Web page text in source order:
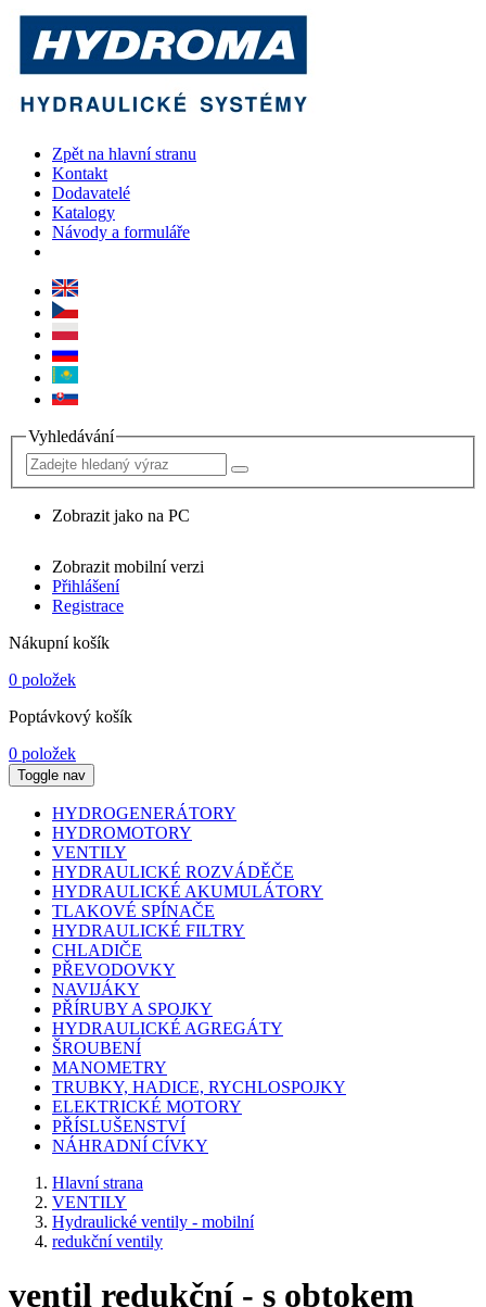
Zpět na hlavní stranu
Kontakt
Dodavatelé
Katalogy
Návody a formuláře
Vyhledávání
Zobrazit jako na PC
Zobrazit mobilní verzi
Přihlášení
Registrace
Nákupní košík
0 položek
Poptávkový košík
0 položek
Toggle nav
HYDROGENERÁTORY
HYDROMOTORY
VENTILY
HYDRAULICKÉ ROZVÁDĚČE
HYDRAULICKÉ AKUMULÁTORY
TLAKOVÉ SPÍNAČE
HYDRAULICKÉ FILTRY
CHLADIČE
PŘEVODOVKY
NAVIJÁKY
PŘÍRUBY A SPOJKY
HYDRAULICKÉ AGREGÁTY
ŠROUBENÍ
MANOMETRY
TRUBKY, HADICE, RYCHLOSPOJKY
ELEKTRICKÉ MOTORY
PŘÍSLUŠENSTVÍ
NÁHRADNÍ CÍVKY
Hlavní strana
VENTILY
Hydraulické ventily - mobilní
redukční ventily
ventil redukční - s obtokem